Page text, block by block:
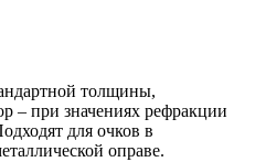
толщины,
– при значениях рефракции
для очков в
оправе.